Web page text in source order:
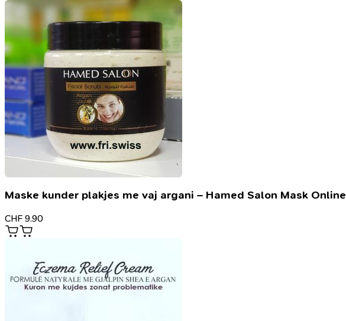
Maske kunder plakjes me vaj argani – Hamed Salon Mask Online
CHF 9.90